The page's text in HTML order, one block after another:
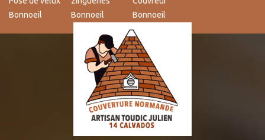
Bonnoeil
Bonnoeil
Bonnoeil